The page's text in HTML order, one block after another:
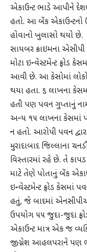
એકાઉન્ટ ભાડે આપીને
હતો. આ બેંક એકાઉન્ટનો
હોવાનો ખુલાસો થયો છે.
સાયબર ક્રાઇમના
મોટા ઇન્વેસ્ટમેન્ટ ફ્રોડ
આવી છે. આ કેસોમાં લોકો
થયા હતા. ૬ લાખના
હતી પણ પવન ગુપ્તાનું
અન્ય ૧૫ લાખના કેસમાં
ન હતો. આરોપી પવન
મુરાદાબાદ જિલ્લાના
વિસ્તારમાં રહે છે. તે
માટે તેણે પોતાનું બેંક
ઇન્વેસ્ટમેન્ટ ફ્રોડ કેસમાં
હતું, જે બાદમાં
ઉપયોગ ૫૫ જુદા-જુદા
એકાઉન્ટ માત્ર એક જ
જીગ્નેશ આહલપરાને પણ